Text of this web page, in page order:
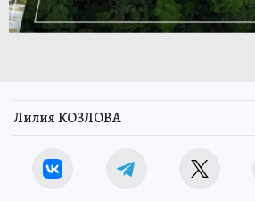
Лилия КОЗЛОВА